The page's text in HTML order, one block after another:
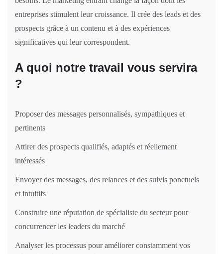
entreprises stimulent leur croissance. Il crée des leads et des
prospects grâce à un contenu et à des expériences
significatives qui leur correspondent.
A quoi notre travail vous servira
?
Proposer des messages personnalisés, sympathiques et
pertinents
Attirer des prospects qualifiés, adaptés et réellement
intéressés
Envoyer des messages, des relances et des suivis ponctuels
et intuitifs
Construire une réputation de spécialiste du secteur pour
concurrencer les leaders du marché
Analyser les processus pour améliorer constamment vos